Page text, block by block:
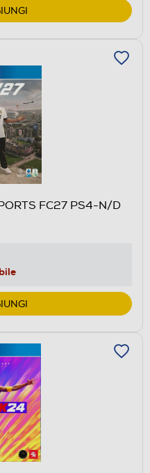
FC27 PS4-N/D